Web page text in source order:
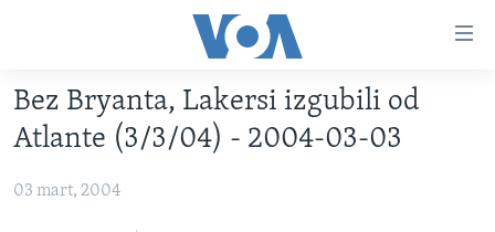
glavni
sadržaj
na
TV PROGRAM
FOTOGRAFIJE DANA
Bez Bryanta, Lakersi izgubili od
Atlante (3/3/04) - 2004-03-03
03 mart, 2004